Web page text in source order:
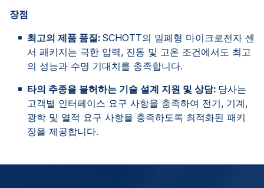
장점
최고의 제품 품질: SCHOTT의 밀폐형 마이크로전자 센
서 패키지는 극한 압력, 진동 및 고온 조건에서도 최고
의 성능과 수명 기대치를 충족합니다.
타의 추종을 불허하는 기술 설계 지원 및 상담: 당사는
고객별 인터페이스 요구 사항을 충족하여 전기, 기계,
광학 및 열적 요구 사항을 충족하도록 최적화된 패키
징을 제공합니다.